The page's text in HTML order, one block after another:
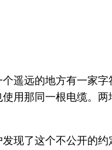
遥远的地方有一家
用那同一根电缆。
现了这个不公开的